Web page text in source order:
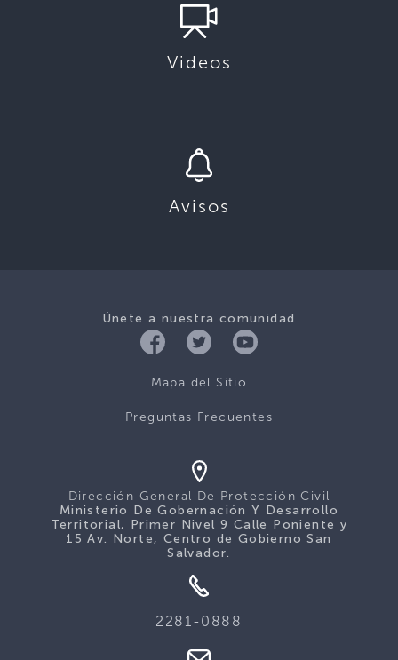
Videos
Avisos
Únete a nuestra comunidad
Mapa del Sitio
Preguntas Frecuentes
Dirección General De Protección Civil
Ministerio De Gobernación Y Desarrollo
Territorial, Primer Nivel 9 Calle Poniente y
15 Av. Norte, Centro de Gobierno San
Salvador.
2281-0888